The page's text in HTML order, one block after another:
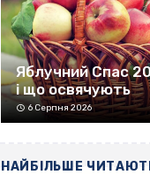
Яблучний Спас
і що освячують
6 Серпня 2026
НАЙБІЛЬШЕ